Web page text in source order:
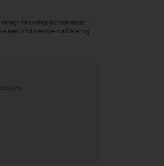
forskellige konsekvenser –
med til at dæmpe konflikter og